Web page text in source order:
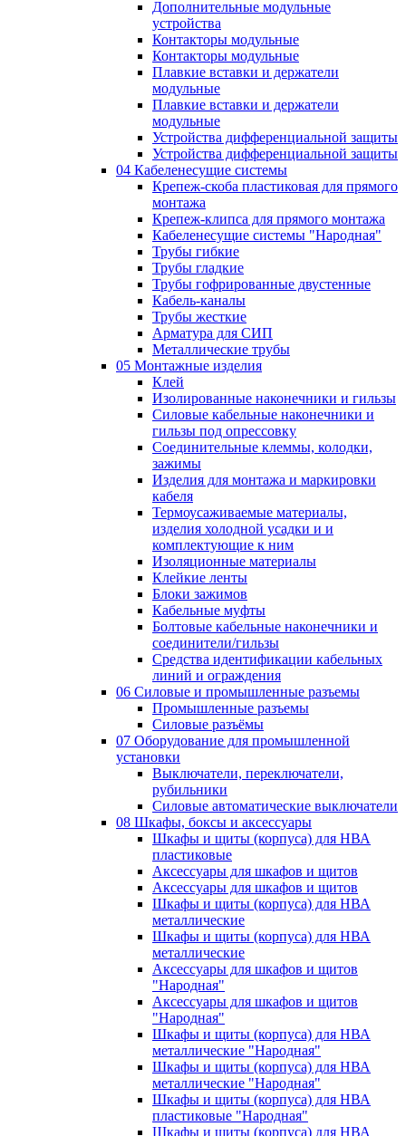
Дополнительные модульные
устройства
Контакторы модульные
Контакторы модульные
Плавкие вставки и держатели
модульные
Плавкие вставки и держатели
модульные
Устройства дифференциальной защиты
Устройства дифференциальной защиты
04 Кабеленесущие системы
Крепеж-скоба пластиковая для прямого
монтажа
Крепеж-клипса для прямого монтажа
Кабеленесущие системы "Народная"
Трубы гибкие
Трубы гладкие
Трубы гофрированные двустенные
Кабель-каналы
Трубы жесткие
Арматура для СИП
Металлические трубы
05 Монтажные изделия
Клей
Изолированные наконечники и гильзы
Силовые кабельные наконечники и
гильзы под опрессовку
Соединительные клеммы, колодки,
зажимы
Изделия для монтажа и маркировки
кабеля
Термоусаживаемые материалы,
изделия холодной усадки и и
комплектующие к ним
Изоляционные материалы
Клейкие ленты
Блоки зажимов
Кабельные муфты
Болтовые кабельные наконечники и
соединители/гильзы
Средства идентификации кабельных
линий и ограждения
06 Силовые и промышленные разъемы
Промышленные разъемы
Силовые разъёмы
07 Оборудование для промышленной
установки
Выключатели, переключатели,
рубильники
Силовые автоматические выключатели
08 Шкафы, боксы и аксессуары
Шкафы и щиты (корпуса) для НВА
пластиковые
Аксессуары для шкафов и щитов
Аксессуары для шкафов и щитов
Шкафы и щиты (корпуса) для НВА
металлические
Шкафы и щиты (корпуса) для НВА
металлические
Аксессуары для шкафов и щитов
"Народная"
Аксессуары для шкафов и щитов
"Народная"
Шкафы и щиты (корпуса) для НВА
металлические "Народная"
Шкафы и щиты (корпуса) для НВА
металлические "Народная"
Шкафы и щиты (корпуса) для НВА
пластиковые "Народная"
Шкафы и щиты (корпуса) для НВА